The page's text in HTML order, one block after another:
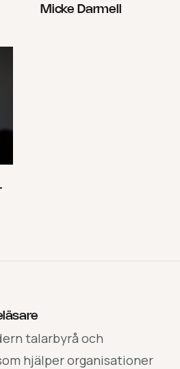
Micke Darmell
talarbyrå och
hjälper organisationer